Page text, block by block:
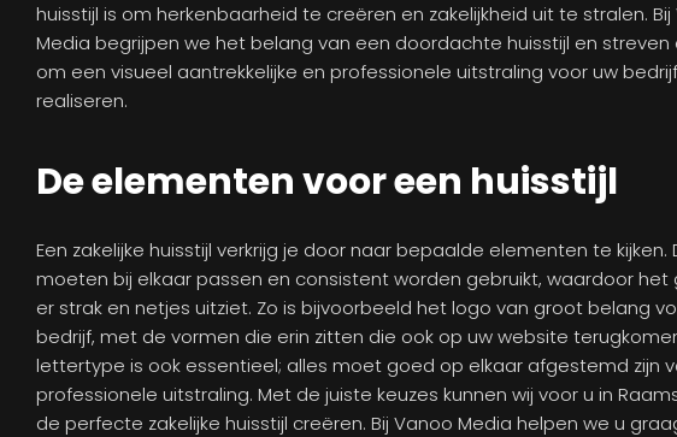
huisstijl is om herkenbaarheid te creëren en zakelijkheid uit te stralen. Bij
Media begrijpen we het belang van een doordachte huisstijl en streven
om een visueel aantrekkelijke en professionele uitstraling voor uw
realiseren.
De elementen voor een huisstijl
Een zakelijke huisstijl verkrijg je door naar bepaalde elementen te kijken.
moeten bij elkaar passen en consistent worden gebruikt, waardoor het
er strak en netjes uitziet. Zo is bijvoorbeeld het logo van groot belang
bedrijf, met de vormen die erin zitten die ook op uw website
lettertype is ook essentieel; alles moet goed op elkaar afgestemd zijn
professionele uitstraling. Met de juiste keuzes kunnen wij voor u in
de perfecte zakelijke huisstijl creëren. Bij Vanoo Media helpen we u